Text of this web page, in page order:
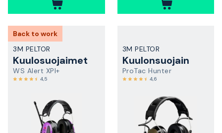
Back to work
3M PELTOR
Kuulosuojaimet
WS Alert XPI+
4,5
3M PELTOR
Kuulonsuojain
ProTac Hunter
4,6